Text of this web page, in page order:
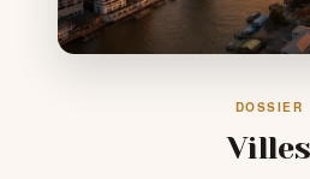
EXPATRIATION
DOSSIER
Villes